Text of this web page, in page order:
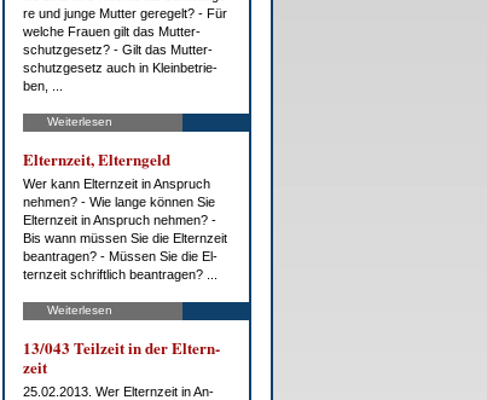
re und jun­ge Mut­ter ge­re­gelt? - Für
wel­che Frau­en gilt das Mut­ter­
schutz­ge­setz? - Gilt das Mut­ter­
schutz­ge­setz auch in Klein­be­trie­
ben, ...
Weiterlesen
El­tern­zeit, El­tern­geld
Wer kann El­tern­zeit in An­spruch
neh­men? - Wie lan­ge kön­nen Sie
El­tern­zeit in An­spruch neh­men? -
Bis wann müs­sen Sie die El­tern­zeit
be­an­tra­gen? - Müs­sen Sie die El­
tern­zeit schrift­lich be­an­tra­gen? ...
Weiterlesen
13/043 Teil­zeit in der El­tern­
zeit
25.02.2013. Wer El­tern­zeit in An­